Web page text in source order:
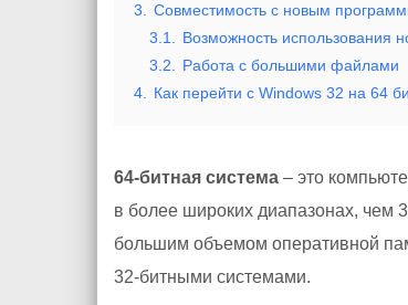
3.
Совместимость с новым
3.1.
Возможность использования
3.2.
Работа с большими файлами
4.
Как перейти с Windows 32 на 64
64-битная система– это
в более широких диапазонах, чем
большим объемом оперативной
32-битными системами.